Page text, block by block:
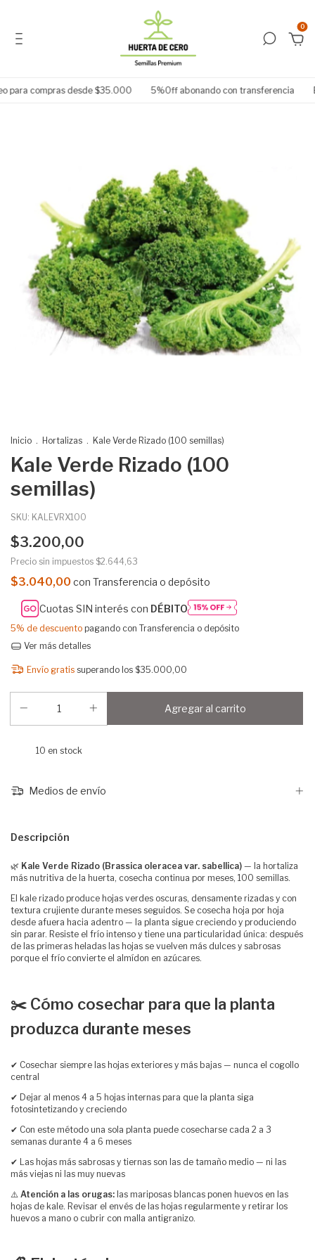
0
para compras desde $35.000 5%Off abonando con transferencia
Inicio . Hortalizas . Kale Verde Rizado (100 semillas)
Kale Verde Rizado (100
semillas)
SKU: KALEVRX100
$3.200,00
Precio sin impuestos $2.644,63
$3.040,00 con Transferencia o depósito
Cuotas SIN interés con DÉBITO
5% de descuento pagando con Transferencia o depósito
Ver más detalles
Envío gratis superando los $35.000,00
10 en stock
Medios de envío
Descripción
🌿 Kale Verde Rizado (Brassica oleracea var. sabellica) — la hortaliza
más nutritiva de la huerta, cosecha continua por meses, 100 semillas.
El kale rizado produce hojas verdes oscuras, densamente rizadas y con
textura crujiente durante meses seguidos. Se cosecha hoja por hoja
desde afuera hacia adentro — la planta sigue creciendo y produciendo
sin parar. Resiste el frío intenso y tiene una particularidad única: después
de las primeras heladas las hojas se vuelven más dulces y sabrosas
porque el frío convierte el almídon en azúcares.
✂️ Cómo cosechar para que la planta
produzca durante meses
✔ Cosechar siempre las hojas exteriores y más bajas — nunca el cogollo
central
✔ Dejar al menos 4 a 5 hojas internas para que la planta siga
fotosintetizando y creciendo
✔ Con este método una sola planta puede cosecharse cada 2 a 3
semanas durante 4 a 6 meses
✔ Las hojas más sabrosas y tiernas son las de tamaño medio — ni las
más viejas ni las muy nuevas
⚠️ Atención a las orugas: las mariposas blancas ponen huevos en las
hojas de kale. Revisar el envés de las hojas regularmente y retirar los
huevos a mano o cubrir con malla antigranizo.